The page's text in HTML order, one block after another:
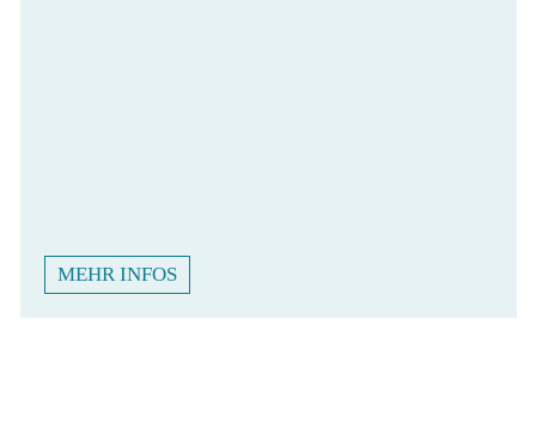
MEHR INFOS